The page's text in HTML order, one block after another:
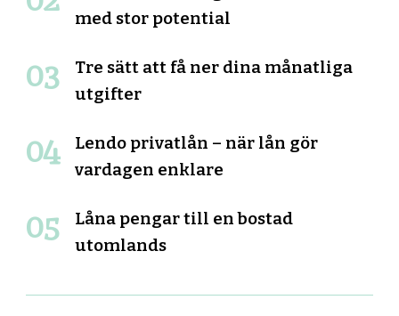
med stor potential
Tre sätt att få ner dina månatliga
utgifter
Lendo privatlån – när lån gör
vardagen enklare
Låna pengar till en bostad
utomlands